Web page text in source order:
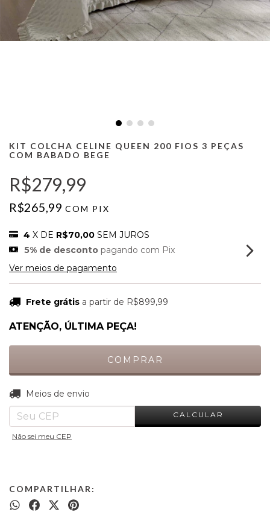
KIT COLCHA CELINE QUEEN 200 FIOS 3 PEÇAS
COM BABADO BEGE
R$279,99
R$265,99 COM PIX
4 X DE R$70,00 SEM JUROS
5% de desconto pagando com Pix
Ver meios de pagamento
Frete grátis a partir de R$899,99
ATENÇÃO, ÚLTIMA PEÇA!
Entregas para o CEP:
Meios de envio
CALCULAR
Não sei meu CEP
COMPARTILHAR: